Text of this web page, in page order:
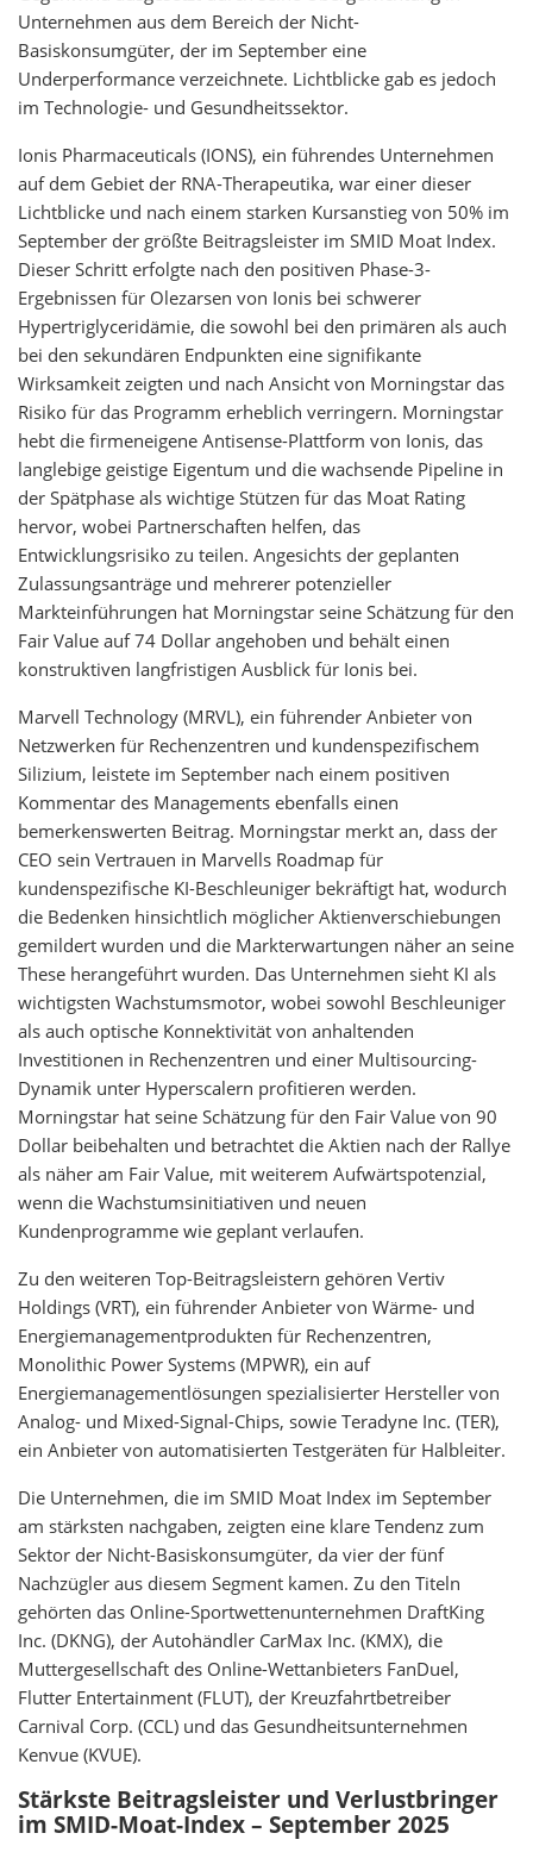
Unternehmen aus dem Bereich der Nicht-
Basiskonsumgüter, der im September eine
Underperformance verzeichnete. Lichtblicke gab es jedoch
im Technologie- und Gesundheitssektor.
Ionis Pharmaceuticals (IONS), ein führendes Unternehmen
auf dem Gebiet der RNA-Therapeutika, war einer dieser
Lichtblicke und nach einem starken Kursanstieg von 50% im
September der größte Beitragsleister im SMID Moat Index.
Dieser Schritt erfolgte nach den positiven Phase-3-
Ergebnissen für Olezarsen von Ionis bei schwerer
Hypertriglyceridämie, die sowohl bei den primären als auch
bei den sekundären Endpunkten eine signifikante
Wirksamkeit zeigten und nach Ansicht von Morningstar das
Risiko für das Programm erheblich verringern. Morningstar
hebt die firmeneigene Antisense-Plattform von Ionis, das
langlebige geistige Eigentum und die wachsende Pipeline in
der Spätphase als wichtige Stützen für das Moat Rating
hervor, wobei Partnerschaften helfen, das
Entwicklungsrisiko zu teilen. Angesichts der geplanten
Zulassungsanträge und mehrerer potenzieller
Markteinführungen hat Morningstar seine Schätzung für den
Fair Value auf 74 Dollar angehoben und behält einen
konstruktiven langfristigen Ausblick für Ionis bei.
Marvell Technology (MRVL), ein führender Anbieter von
Netzwerken für Rechenzentren und kundenspezifischem
Silizium, leistete im September nach einem positiven
Kommentar des Managements ebenfalls einen
bemerkenswerten Beitrag. Morningstar merkt an, dass der
CEO sein Vertrauen in Marvells Roadmap für
kundenspezifische KI-Beschleuniger bekräftigt hat, wodurch
die Bedenken hinsichtlich möglicher Aktienverschiebungen
gemildert wurden und die Markterwartungen näher an seine
These herangeführt wurden. Das Unternehmen sieht KI als
wichtigsten Wachstumsmotor, wobei sowohl Beschleuniger
als auch optische Konnektivität von anhaltenden
Investitionen in Rechenzentren und einer Multisourcing-
Dynamik unter Hyperscalern profitieren werden.
Morningstar hat seine Schätzung für den Fair Value von 90
Dollar beibehalten und betrachtet die Aktien nach der Rallye
als näher am Fair Value, mit weiterem Aufwärtspotenzial,
wenn die Wachstumsinitiativen und neuen
Kundenprogramme wie geplant verlaufen.
Zu den weiteren Top-Beitragsleistern gehören Vertiv
Holdings (VRT), ein führender Anbieter von Wärme- und
Energiemanagementprodukten für Rechenzentren,
Monolithic Power Systems (MPWR), ein auf
Energiemanagementlösungen spezialisierter Hersteller von
Analog- und Mixed-Signal-Chips, sowie Teradyne Inc. (TER),
ein Anbieter von automatisierten Testgeräten für Halbleiter.
Die Unternehmen, die im SMID Moat Index im September
am stärksten nachgaben, zeigten eine klare Tendenz zum
Sektor der Nicht-Basiskonsumgüter, da vier der fünf
Nachzügler aus diesem Segment kamen. Zu den Titeln
gehörten das Online-Sportwettenunternehmen DraftKing
Inc. (DKNG), der Autohändler CarMax Inc. (KMX), die
Muttergesellschaft des Online-Wettanbieters FanDuel,
Flutter Entertainment (FLUT), der Kreuzfahrtbetreiber
Carnival Corp. (CCL) und das Gesundheitsunternehmen
Kenvue (KVUE).
Stärkste Beitragsleister und Verlustbringer
im SMID-Moat-Index – September 2025